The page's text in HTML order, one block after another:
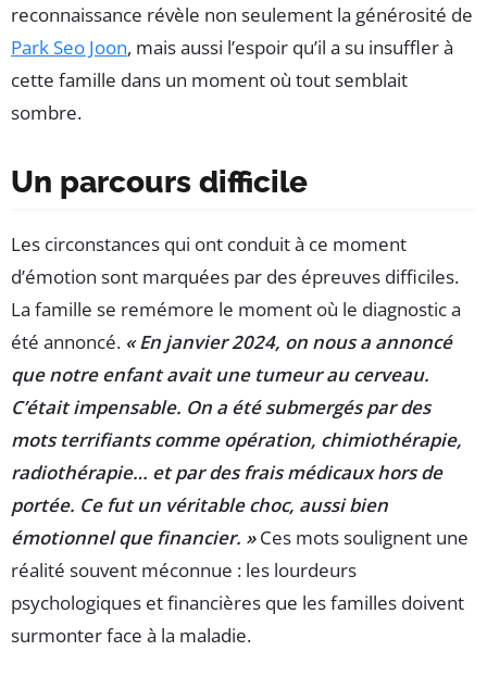
reconnaissance révèle non seulement la générosité de
Park Seo Joon, mais aussi l’espoir qu’il a su insuffler à
cette famille dans un moment où tout semblait
sombre.
Un parcours difficile
Les circonstances qui ont conduit à ce moment
d’émotion sont marquées par des épreuves difficiles.
La famille se remémore le moment où le diagnostic a
été annoncé. « En janvier 2024, on nous a annoncé
que notre enfant avait une tumeur au cerveau.
C’était impensable. On a été submergés par des
mots terrifiants comme opération, chimiothérapie,
radiothérapie… et par des frais médicaux hors de
portée. Ce fut un véritable choc, aussi bien
émotionnel que financier. »Ces mots soulignent une
réalité souvent méconnue : les lourdeurs
psychologiques et financières que les familles doivent
surmonter face à la maladie.